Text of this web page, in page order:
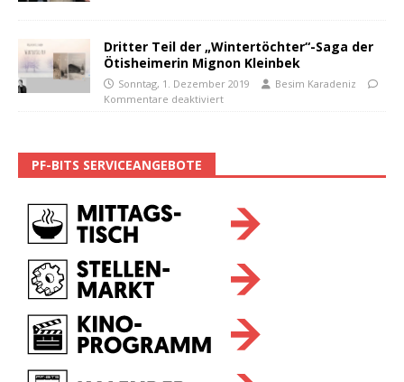
Dritter Teil der „Wintertöchter“-Saga der
Ötisheimerin Mignon Kleinbek
Sonntag, 1. Dezember 2019
Besim Karadeniz
Kommentare deaktiviert
PF-BITS SERVICEANGEBOTE